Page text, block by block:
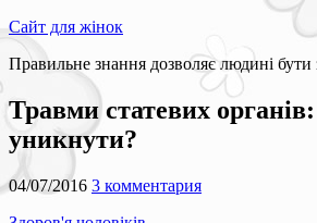
Сайт для жінок
Правильне знання дозволяє людині
Травми статевих
уникнути?
04/07/2016 3 комментария